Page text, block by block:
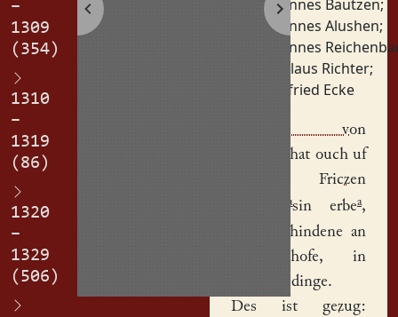
–
1309
(354)
1310
–
1319
(86)
1320
–
1329
(506)
Johannes Bautzen;
Johannes Alushen;
Johannes
Nikolaus Richter;
Siegfried Ecke
Johannis von
hat ouch uf
Friczen
asin erbea,
gelegen hindene an
simehofe, in
gehetem dinge.
Des ist gezug: